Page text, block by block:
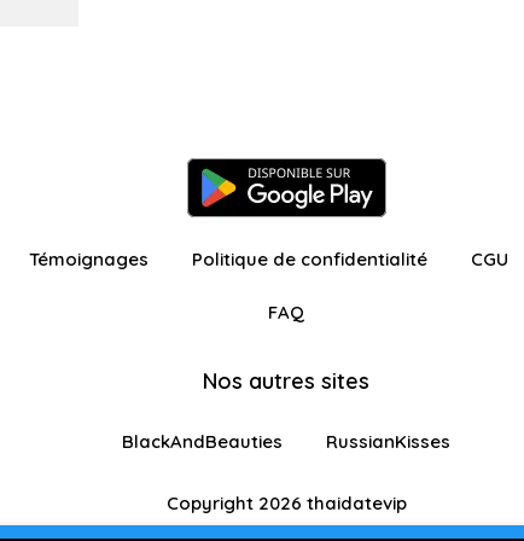
Témoignages Politique de confidentialité CGU
FAQ
Nos autres sites
BlackAndBeauties RussianKisses
Copyright 2026 thaidatevip